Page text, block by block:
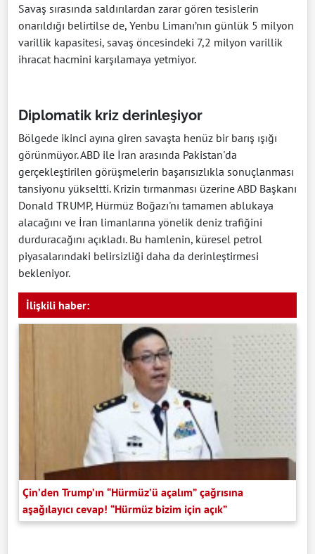
Savaş sırasında saldırılardan zarar gören tesislerin
onarıldığı belirtilse de, Yenbu Limanı’nın günlük 5 milyon
varillik kapasitesi, savaş öncesindeki 7,2 milyon varillik
ihracat hacmini karşılamaya yetmiyor.
Diplomatik kriz derinleşiyor
Bölgede ikinci ayına giren savaşta henüz bir barış ışığı
görünmüyor. ABD ile İran arasında Pakistan'da
gerçekleştirilen görüşmelerin başarısızlıkla sonuçlanması
tansiyonu yükseltti. Krizin tırmanması üzerine ABD Başkanı
Donald TRUMP, Hürmüz Boğazı'nı tamamen ablukaya
alacağını ve İran limanlarına yönelik deniz trafiğini
durduracağını açıkladı. Bu hamlenin, küresel petrol
piyasalarındaki belirsizliği daha da derinleştirmesi
bekleniyor.
İlişkili haber:
Çin’den Trump’ın “Hürmüz’ü açalım” çağrısına
aşağılayıcı cevap! “Hürmüz bizim için açık”